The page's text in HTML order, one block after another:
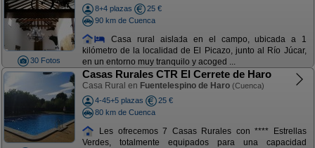
30 Fotos
8+4 plazas
25 €
90 km de Cuenca
Casa rural aislada en el campo, ubicada a 1
kilómetro de la localidad de El Picazo, junto al Río Júcar,
en un entorno muy tranquilo y acoged ...
Casas Rurales CTR El Cerrete de Haro
Casa Rural en Fuentelespino de Haro (Cuenca)
4-45+5 plazas
25 €
80 km de Cuenca
Les ofrecemos 7 Casas Rurales con **** Estrellas
Verdes, totalmente equipados para una capacidad